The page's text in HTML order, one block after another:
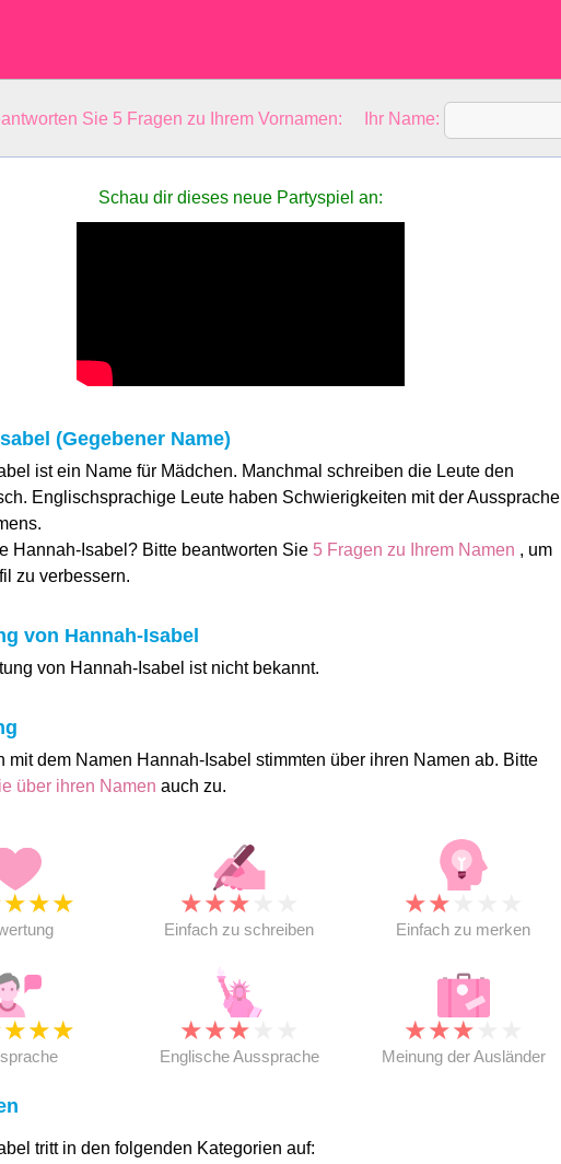
Sie 5 Fragen zu Ihrem Vornamen: Ihr Name:
Schau dir dieses neue Partyspiel an:
(Gegebener Name)
ist ein Name für Mädchen. Manchmal schreiben die Leute den
Englischsprachige Leute haben Schwierigkeiten mit der Aussprache
Hannah-Isabel? Bitte beantworten Sie 5 Fragen zu Ihrem Namen , um
zu verbessern.
von Hannah-Isabel
von Hannah-Isabel ist nicht bekannt.
mit dem Namen Hannah-Isabel stimmten über ihren Namen ab. Bitte
über ihren Namen auch zu.
★★★ ★★★
Einfach zu schreiben
★★
Einfach zu merken
★★★ ★★★
Englische Aussprache
★★★
Meinung der Ausländer
tritt in den folgenden Kategorien auf: